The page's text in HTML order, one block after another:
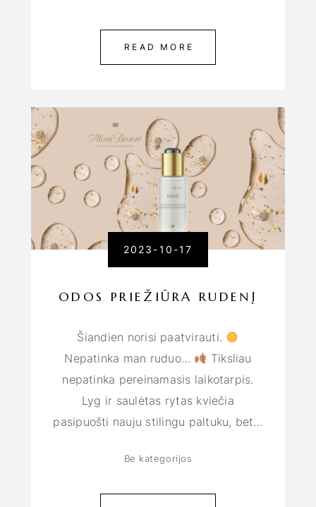
READ MORE
2023-10-17
ODOS PRIEŽIŪRA RUDENĮ
Šiandien norisi paatvirauti.
Nepatinka man ruduo…
Tiksliau
nepatinka pereinamasis laikotarpis.
Lyg ir saulėtas rytas kviečia
pasipuošti nauju stilingu paltuku, bet…
Be kategorijos